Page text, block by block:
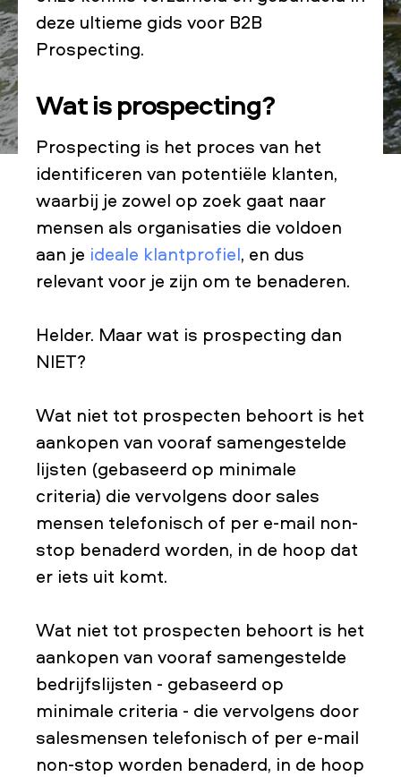
deze ultieme gids voor B2B
Prospecting.
Wat is prospecting?
Prospecting is het proces van het
identificeren van potentiële klanten,
waarbij je zowel op zoek gaat naar
mensen als organisaties die voldoen
aan je ideale klantprofiel, en dus
relevant voor je zijn om te benaderen.
Helder. Maar wat is prospecting dan
NIET?
Wat niet tot prospecten behoort is het
aankopen van vooraf samengestelde
lijsten (gebaseerd op minimale
criteria) die vervolgens door sales
mensen telefonisch of per e-mail non-
stop benaderd worden, in de hoop dat
er iets uit komt.
Wat niet tot prospecten behoort is het
aankopen van vooraf samengestelde
bedrijfslijsten - gebaseerd op
minimale criteria - die vervolgens door
salesmensen telefonisch of per e-mail
non-stop worden benaderd, in de hoop